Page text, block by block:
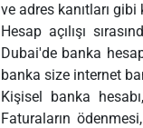
ve adres kanıtları
Hesap açılışı
Dubai'de banka
banka size internet
Kişisel banka
Faturaların